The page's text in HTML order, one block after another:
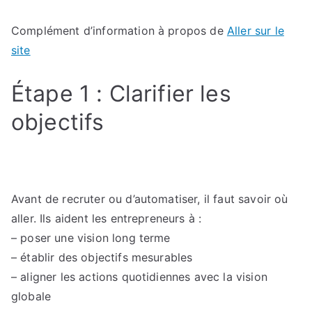
Complément d’information à propos de Aller sur le
site
Étape 1 : Clarifier les
objectifs
Avant de recruter ou d’automatiser, il faut savoir où
aller. Ils aident les entrepreneurs à :
– poser une vision long terme
– établir des objectifs mesurables
– aligner les actions quotidiennes avec la vision
globale